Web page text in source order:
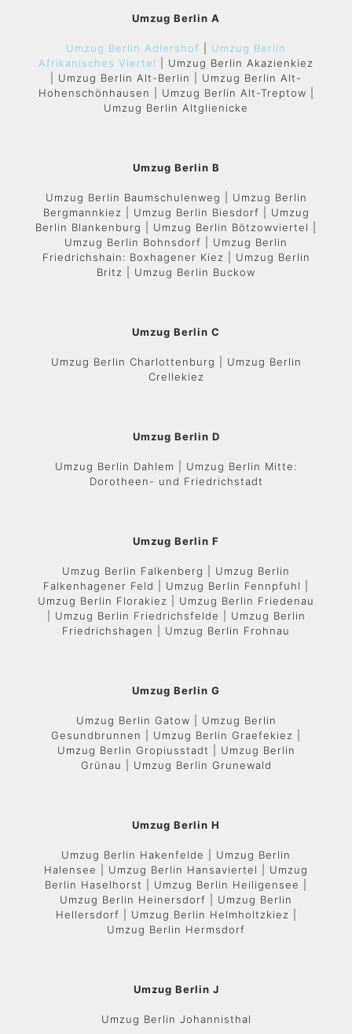
Umzug Berlin A
Umzug Berlin Adlershof
Umzug Berlin
Afrikanisches Viertel
| Umzug Berlin Akazienkiez
| Umzug Berlin Alt-Berlin | Umzug Berlin Alt-
Hohenschönhausen | Umzug Berlin Alt-Treptow |
Umzug Berlin Altglienicke
Umzug Berlin B
Umzug Berlin Baumschulenweg | Umzug Berlin
Bergmannkiez | Umzug Berlin Biesdorf | Umzug
Berlin Blankenburg | Umzug Berlin Bötzowviertel |
Umzug Berlin Bohnsdorf | Umzug Berlin
Friedrichshain: Boxhagener Kiez | Umzug Berlin
Britz | Umzug Berlin Buckow
Umzug Berlin C
Umzug Berlin Charlottenburg | Umzug Berlin
Crellekiez
Umzug Berlin D
Umzug Berlin Dahlem | Umzug Berlin Mitte:
Dorotheen- und Friedrichstadt
Umzug Berlin F
Umzug Berlin Falkenberg | Umzug Berlin
Falkenhagener Feld | Umzug Berlin Fennpfuhl |
Umzug Berlin Florakiez | Umzug Berlin Friedenau
| Umzug Berlin Friedrichsfelde | Umzug Berlin
Friedrichshagen | Umzug Berlin Frohnau
Umzug Berlin G
Umzug Berlin Gatow | Umzug Berlin
Gesundbrunnen | Umzug Berlin Graefekiez |
Umzug Berlin Gropiusstadt | Umzug Berlin
Grünau | Umzug Berlin Grunewald
Umzug Berlin H
Umzug Berlin Hakenfelde | Umzug Berlin
Halensee | Umzug Berlin Hansaviertel | Umzug
Berlin Haselhorst | Umzug Berlin Heiligensee |
Umzug Berlin Heinersdorf | Umzug Berlin
Hellersdorf | Umzug Berlin Helmholtzkiez |
Umzug Berlin Hermsdorf
Umzug Berlin J
Umzug Berlin Johannisthal